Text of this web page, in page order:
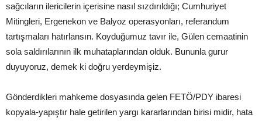
sağcıların ilericilerin içerisine nasıl sızdırıldığı; Cumhuriyet
Mitingleri, Ergenekon ve Balyoz operasyonları, referandum
tartışmaları hatırlansın. Koyduğumuz tavır ile, Gülen cemaatinin
sola saldırılarının ilk muhataplarından olduk. Bununla gurur
duyuyoruz, demek ki doğru yerdeymişiz.
Gönderdikleri mahkeme dosyasında gelen FETÖ/PDY ibaresi
kopyala-yapıştır hale getirilen yargı kararlarından birisi midir, hata